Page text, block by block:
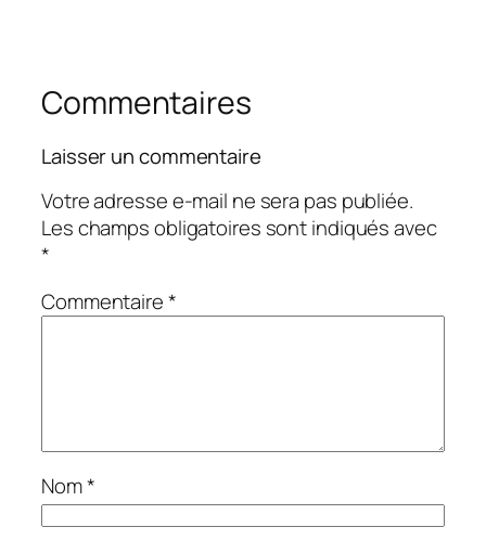
Commentaires
Laisser un commentaire
Votre adresse e-mail ne sera pas publiée.
Les champs obligatoires sont indiqués avec
*
Commentaire*
Nom*